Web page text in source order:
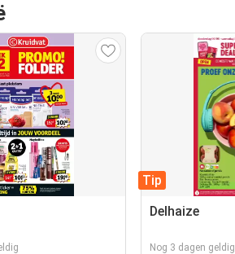
Tip
Delhaize
Nog 3 dagen geldig